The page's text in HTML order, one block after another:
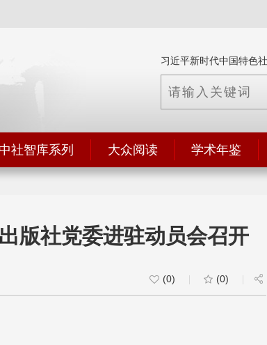
习近平新时代中国特色
中社智库系列 大众阅读 学术年鉴
版社党委进驻动员会召开
(0) (0)